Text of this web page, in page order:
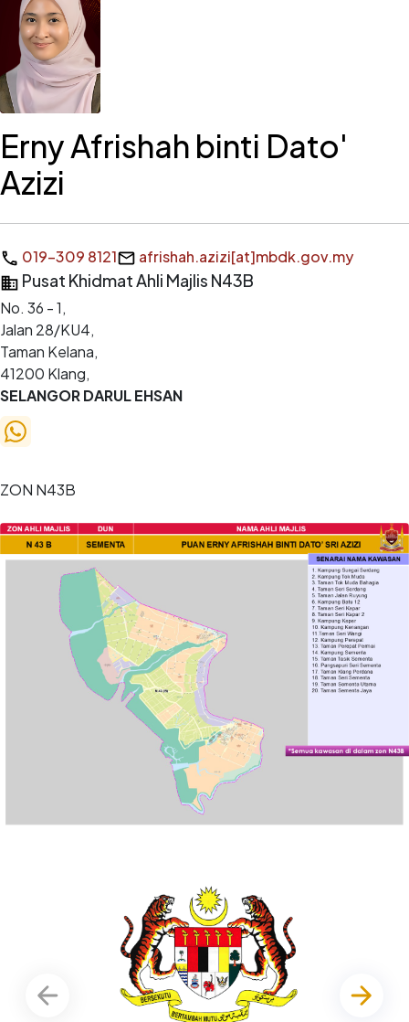
Erny Afrishah binti Dato'
Azizi
019-309 8121 afrishah.azizi[at]mbdk.gov.my
Pusat Khidmat Ahli Majlis N43B
No. 36 - 1,
Jalan 28/KU4,
Taman Kelana,
41200 Klang,
SELANGOR DARUL EHSAN
ZON N43B